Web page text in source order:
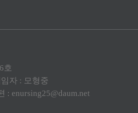
호
자 : 모형중
: enursing25@daum.net